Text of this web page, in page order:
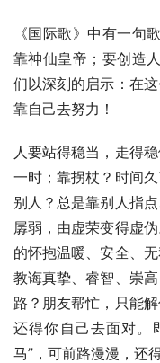
《国际歌》中有一句
靠神仙皇帝；要创造
们以深刻的启示：在
靠自己去努力！
人要站得稳当，走得
一时；靠拐杖？时间
别人？总是靠别人指
孱弱，由虚荣变得虚
的怀抱温暖、安全、
教诲真挚、睿智、崇
路？朋友帮忙，只能
还得你自己去面对。
马”，可前路漫漫，还